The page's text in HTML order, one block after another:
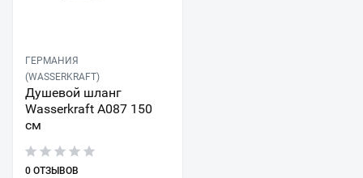
ГЕРМАНИЯ
(WASSERKRAFT)
Душевой шланг
Wasserkraft A087 150
см
0 ОТЗЫВОВ